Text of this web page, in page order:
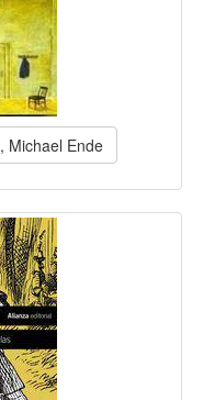
, Michael Ende